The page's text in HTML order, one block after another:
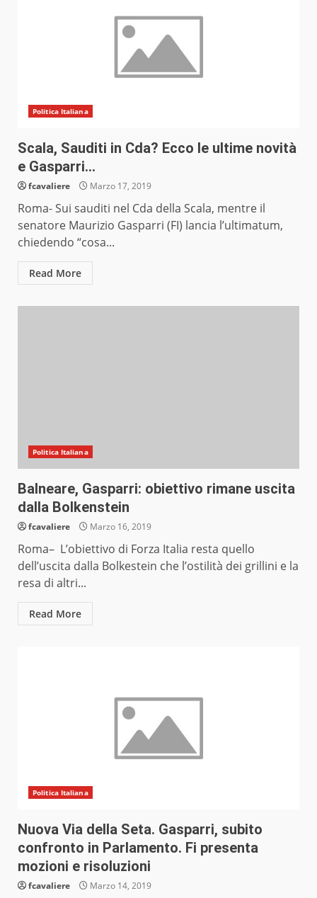
Politica Italiana
Scala, Sauditi in Cda? Ecco le ultime novità
e Gasparri…
fcavaliere Marzo 17, 2019
Roma- Sui sauditi nel Cda della Scala, mentre il
senatore Maurizio Gasparri (FI) lancia l’ultimatum,
chiedendo “cosa...
Read More
Politica Italiana
Balneare, Gasparri: obiettivo rimane uscita
dalla Bolkenstein
fcavaliere Marzo 16, 2019
Roma– L’obiettivo di Forza Italia resta quello
dell’uscita dalla Bolkestein che l’ostilità dei grillini e la
resa di altri...
Read More
Politica Italiana
Nuova Via della Seta. Gasparri, subito
confronto in Parlamento. Fi presenta
mozioni e risoluzioni
fcavaliere Marzo 14, 2019